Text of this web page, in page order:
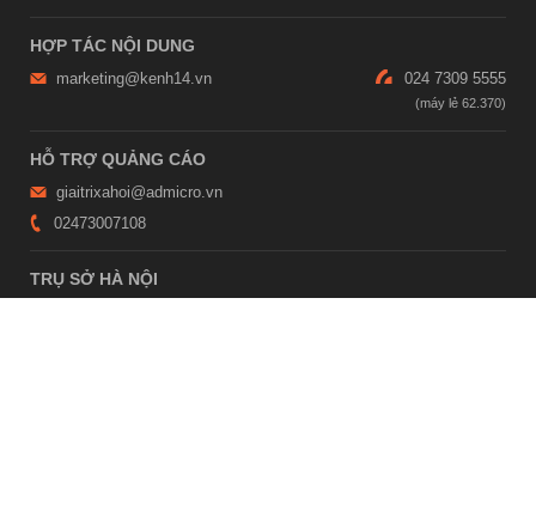
HỢP TÁC NỘI DUNG
marketing@kenh14.vn 024 7309 5555
HỖ TRỢ QUẢNG CÁO
giaitrixahoi@admicro.vn
02473007108
TRỤ SỞ HÀ NỘI